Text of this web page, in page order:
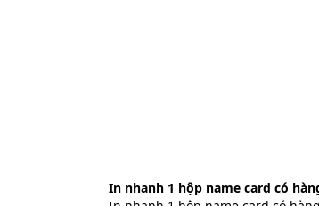
In nhanh 1 hộp name card có